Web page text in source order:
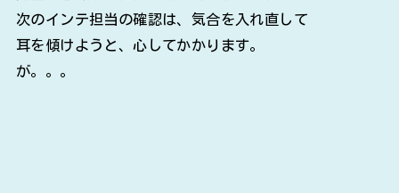
次のインテ担当の確認は、気合を入れ直して
耳を傾けようと、心してかかります。
が。。。